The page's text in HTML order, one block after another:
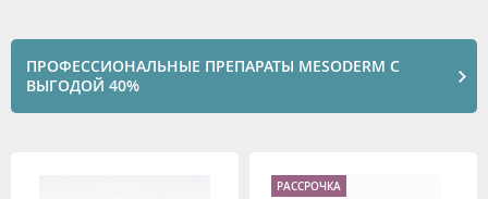
ПРОФЕССИОНАЛЬНЫЕ ПРЕПАРАТЫ MESODERM С
ВЫГОДОЙ 40%
РАССРОЧКА